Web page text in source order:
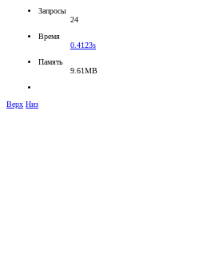
Запросы
24
Время
0.4123s
Память
9.61MB
Верх Низ